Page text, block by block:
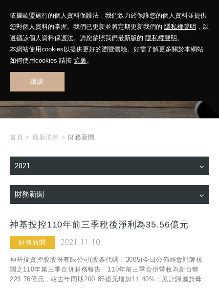
依據歐盟施行的個人資料保護法，我們致力於保護您的個人資料並提供
您對個人資料的掌握。我們已更新並將定期更新我們的 隱私權聲明 ，以
遵循該個人資料保護法。請您參照我們最新版的 隱私權聲明 。.
本網站使用cookies以提供更好的瀏覽體驗。如需了解更多關於本網站
如何使用cookies 請按 這裏。
繼續
WHAT'S NEW
首頁 > 最新消息 > 財務新聞
2021
財務新聞
神基投控110年前三季稅後淨利為35.56億元
財務新聞 2021.11.10
神基投資控股股份有限公司(股票代碼：3005)今日公佈經會計師核
閱之110年第三季合併財務報告。110年前三季合併營收為新台幣
223.76億元，較去年同期200.85億元增加11.40%；累計歸屬於母...